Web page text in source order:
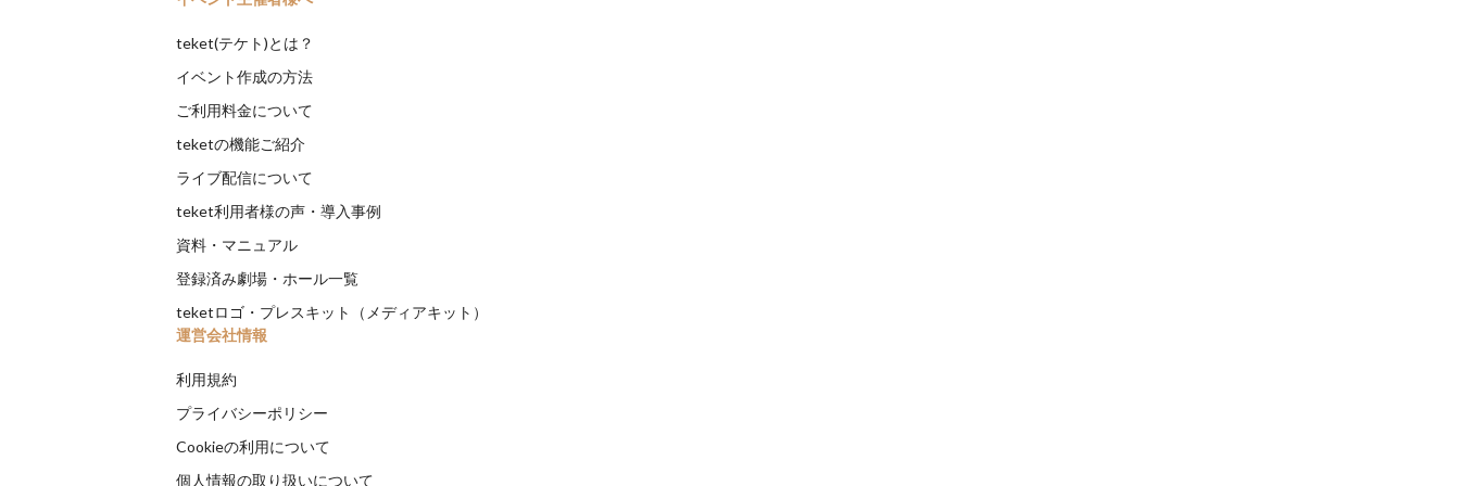
teket(テケト)とは？
イベント作成の方法
ご利用料金について
teketの機能ご紹介
ライブ配信について
teket利用者様の声・導入事例
資料・マニュアル
登録済み劇場・ホール一覧
teketロゴ・プレスキット（メディアキット）
運営会社情報
利用規約
プライバシーポリシー
Cookieの利用について
個人情報の取り扱いについて